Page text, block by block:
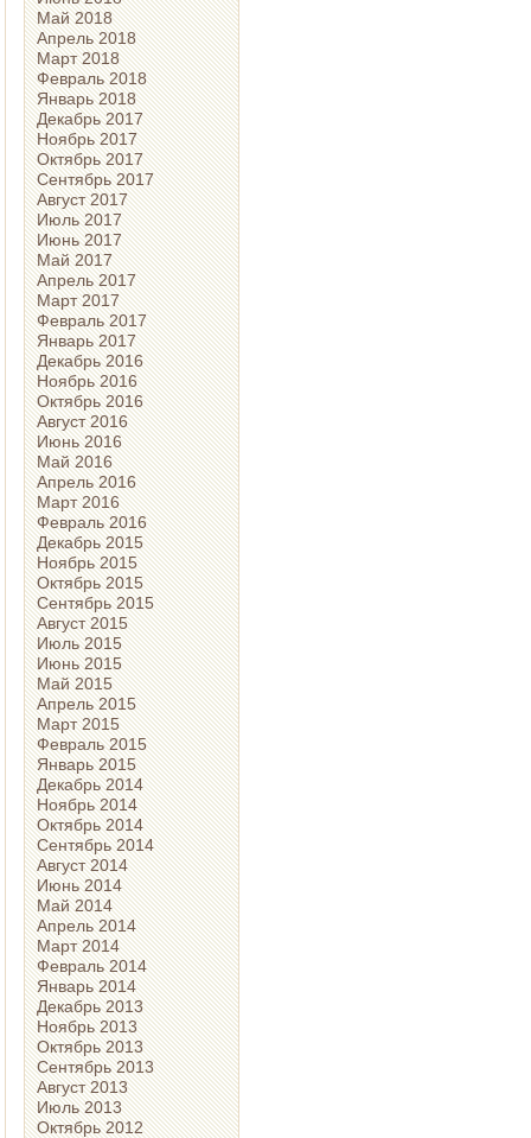
Май 2018
Апрель 2018
Март 2018
Февраль 2018
Январь 2018
Декабрь 2017
Ноябрь 2017
Октябрь 2017
Сентябрь 2017
Август 2017
Июль 2017
Июнь 2017
Май 2017
Апрель 2017
Март 2017
Февраль 2017
Январь 2017
Декабрь 2016
Ноябрь 2016
Октябрь 2016
Август 2016
Июнь 2016
Май 2016
Апрель 2016
Март 2016
Февраль 2016
Декабрь 2015
Ноябрь 2015
Октябрь 2015
Сентябрь 2015
Август 2015
Июль 2015
Июнь 2015
Май 2015
Апрель 2015
Март 2015
Февраль 2015
Январь 2015
Декабрь 2014
Ноябрь 2014
Октябрь 2014
Сентябрь 2014
Август 2014
Июнь 2014
Май 2014
Апрель 2014
Март 2014
Февраль 2014
Январь 2014
Декабрь 2013
Ноябрь 2013
Октябрь 2013
Сентябрь 2013
Август 2013
Июль 2013
Октябрь 2012